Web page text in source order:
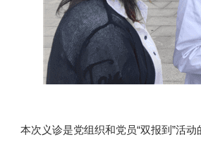
本次义诊是党组织和党员“双报到”活动